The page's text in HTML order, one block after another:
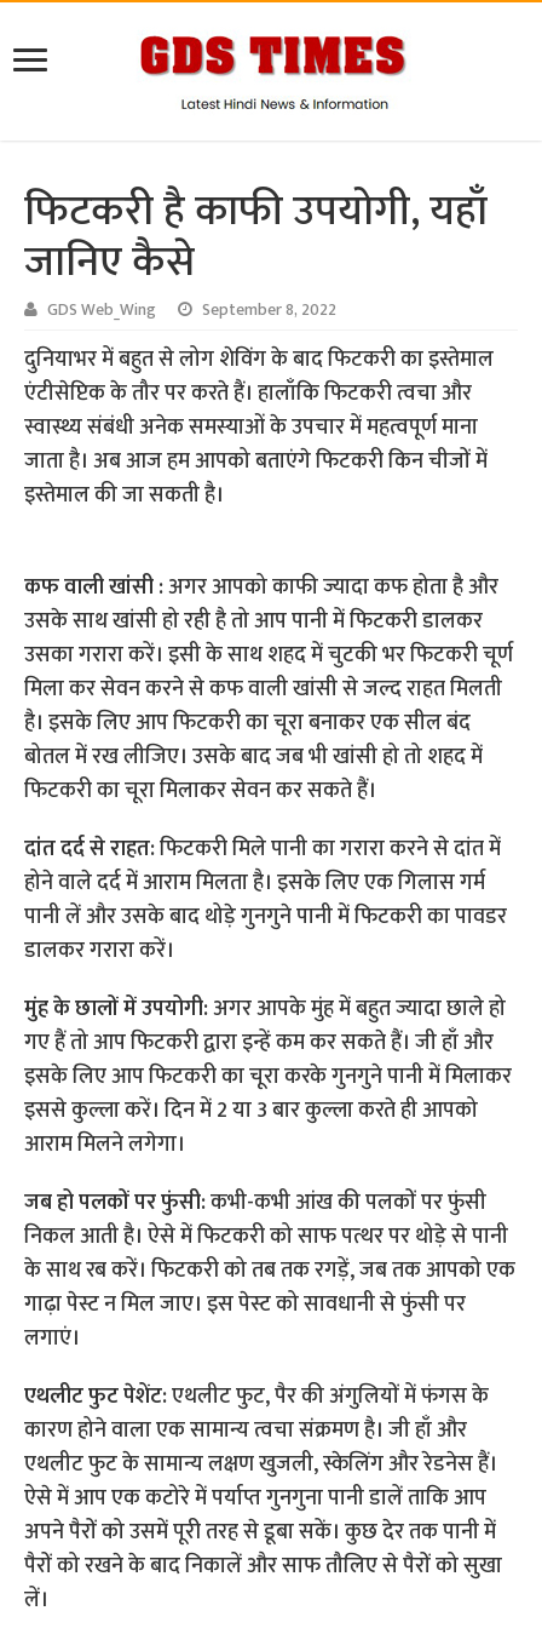
फिटकरी है काफी उपयोगी, यहाँ
जानिए कैसे
GDS Web_Wing September 8, 2022
दुनियाभर में बहुत से लोग शेविंग के बाद फिटकरी का इस्तेमाल
एंटीसेप्टिक के तौर पर करते हैं। हालाँकि फिटकरी त्वचा और
स्वास्थ्य संबंधी अनेक समस्याओं के उपचार में महत्वपूर्ण माना
जाता है। अब आज हम आपको बताएंगे फिटकरी किन चीजों में
इस्तेमाल की जा सकती है।
कफ वाली खांसी :अगर आपको काफी ज्यादा कफ होता है और
उसके साथ खांसी हो रही है तो आप पानी में फिटकरी डालकर
उसका गरारा करें। इसी के साथ शहद में चुटकी भर फिटकरी चूर्ण
मिला कर सेवन करने से कफ वाली खांसी से जल्द राहत मिलती
है। इसके लिए आप फिटकरी का चूरा बनाकर एक सील बंद
बोतल में रख लीजिए। उसके बाद जब भी खांसी हो तो शहद में
फिटकरी का चूरा मिलाकर सेवन कर सकते हैं।
दांत दर्द से राहत:फिटकरी मिले पानी का गरारा करने से दांत में
होने वाले दर्द में आराम मिलता है। इसके लिए एक गिलास गर्म
पानी लें और उसके बाद थोड़े गुनगुने पानी में फिटकरी का पावडर
डालकर गरारा करें।
मुंह के छालों में उपयोगी:अगर आपके मुंह में बहुत ज्यादा छाले हो
गए हैं तो आप फिटकरी द्वारा इन्हें कम कर सकते हैं। जी हाँ और
इसके लिए आप फिटकरी का चूरा करके गुनगुने पानी में मिलाकर
इससे कुल्ला करें। दिन में 2 या 3 बार कुल्ला करते ही आपको
आराम मिलने लगेगा।
जब हो पलकों पर फुंसी:कभी-कभी आंख की पलकों पर फुंसी
निकल आती है। ऐसे में फिटकरी को साफ पत्थर पर थोड़े से पानी
के साथ रब करें। फिटकरी को तब तक रगड़ें, जब तक आपको एक
गाढ़ा पेस्ट न मिल जाए। इस पेस्ट को सावधानी से फुंसी पर
लगाएं।
एथलीट फुट पेशेंट:एथलीट फुट, पैर की अंगुलियों में फंगस के
कारण होने वाला एक सामान्य त्वचा संक्रमण है। जी हाँ और
एथलीट फुट के सामान्य लक्षण खुजली, स्केलिंग और रेडनेस हैं।
ऐसे में आप एक कटोरे में पर्याप्त गुनगुना पानी डालें ताकि आप
अपने पैरों को उसमें पूरी तरह से डूबा सकें। कुछ देर तक पानी में
पैरों को रखने के बाद निकालें और साफ तौलिए से पैरों को सुखा
लें।